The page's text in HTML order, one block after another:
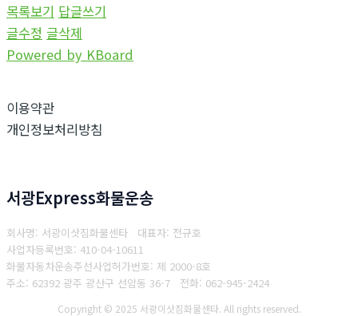
목록보기 답글쓰기
글수정 글삭제
Powered by KBoard
이용약관
개인정보처리방침
서광Express화물운송
회사명: 서광이삿짐화물센타 대표자: 전규호
사업자등록번호: 410-04-10611
화물자동차운송주선사업허가번호: 제 2000-8호
주소: 62392 광주 광산구 선암동 36-7 전화: 062-945-2424
Copyright © 2025 서광이삿짐화물센타. All rights reserved.